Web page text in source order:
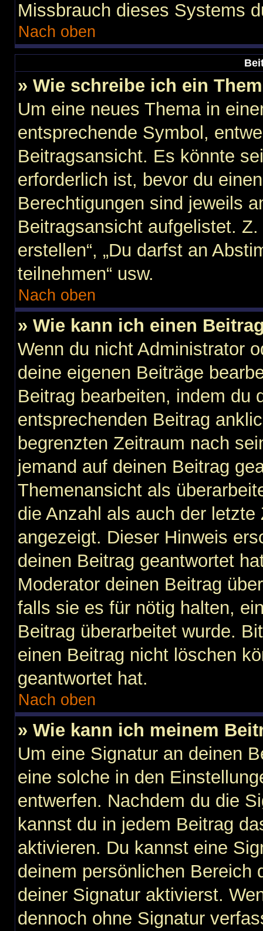
Missbrauch dieses Systems
Nach oben
» Wie schreibe ich ein
Um eine neues Thema in
entsprechende Symbol,
Beitragsansicht. Es könnte
erforderlich ist, bevor du
Berechtigungen sind jeweils
Beitragsansicht aufgelistet.
erstellen“, „Du darfst an
teilnehmen“ usw.
Nach oben
» Wie kann ich einen
Wenn du nicht Administrator
deine eigenen Beiträge
Beitrag bearbeiten, indem du
entsprechenden Beitrag
begrenzten Zeitraum nach
jemand auf deinen Beitrag
Themenansicht als
die Anzahl als auch der
angezeigt. Dieser Hinweis
deinen Beitrag geantwortet
Moderator deinen Beitrag
falls sie es für nötig halten,
Beitrag überarbeitet wurde.
einen Beitrag nicht löschen
geantwortet hat.
Nach oben
» Wie kann ich meinem
Um eine Signatur an deinen
eine solche in den
entwerfen. Nachdem du die
kannst du in jedem Beitrag
aktivieren. Du kannst eine
deinem persönlichen Bereich
deiner Signatur aktivierst.
dennoch ohne Signatur